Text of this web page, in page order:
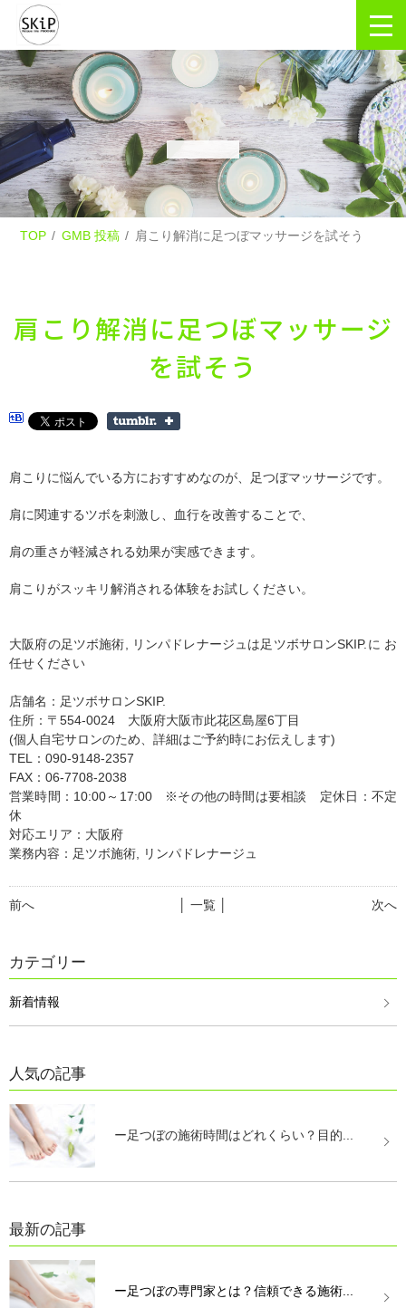
TOP GMB 投稿 肩こり解消に足つぼマッサージを試そう
肩こり解消に足つぼマッサージ
を試そう
肩こりに悩んでいる方におすすめなのが、足つぼマッサージです。
肩に関連するツボを刺激し、血行を改善することで、
肩の重さが軽減される効果が実感できます。
肩こりがスッキリ解消される体験をお試しください。
大阪府の足ツボ施術, リンパドレナージュは足ツボサロンSKIP.に お
任せください
店舗名：足ツボサロンSKIP.
住所：〒554-0024 大阪府大阪市此花区島屋6丁目
(個人自宅サロンのため、詳細はご予約時にお伝えします)
TEL：090-9148-2357
FAX：06-7708-2038
営業時間：10:00～17:00 ※その他の時間は要相談 定休日：不定
休
対応エリア：大阪府
業務内容：足ツボ施術, リンパドレナージュ
前へ 次へ
│ 一覧 │
カテゴリー
新着情報
人気の記事
ー足つぼの施術時間はどれくらい？目的...
最新の記事
ー足つぼの専門家とは？信頼できる施術...